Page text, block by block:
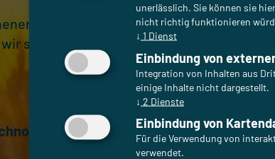
in Strom ist eine der am weitesten
sind Technologieführer,
unerlässlich. Sie können sie
nicht richtig funktionieren
↓ 1 Dienst
Einbindung von
Integration von Inhalten aus
einige Inhalte nicht dargestellt.
↓ 2 Dienste
Einbindung von
Für die Verwendung von
verwendet.